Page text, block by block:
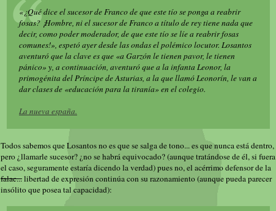
«¿Qué dice el sucesor de Franco de que este tío se ponga a reabrir
fosas? ¡Hombre, ni el sucesor de Franco a título de rey tiene nada que
decir, como poder moderador, de que este tío se líe a reabrir fosas
comunes!», espetó ayer desde las ondas el polémico locutor. Losantos
aventuró que la clave es que «a Garzón le tienen pavor, le tienen
pánico» y, a continuación, aventuró que a la infanta Leonor, la
primogénita del Príncipe de Asturias, a la que llamó Leonorín, le van a
dar clases de «educación para la tiranía» en el colegio.
La nueva españa.
Todos sabemos que Losantos no es que se salga de tono... es que nunca está dentro,
pero ¿llamarle sucesor? ¿no se habrá equivocado? (aunque tratándose de él, si fuera
el caso, seguramente estaría dicendo la verdad) pues no, el acérrimo defensor de la
falac...libertad de expresión continúa con su razonamiento (aunque pueda parecer
insólito que posea tal capacidad):